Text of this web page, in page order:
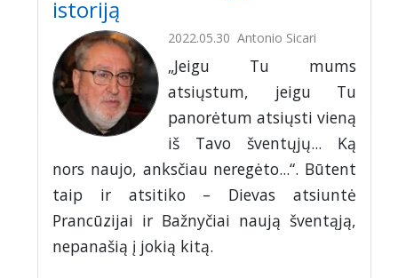
istoriją
2022.05.30 Antonio Sicari
„Jeigu Tu mums
atsiųstum, jeigu Tu
panorėtum atsiųsti vieną
iš Tavo šventųjų... Ką
nors naujo, anksčiau neregėto...“. Būtent
taip ir atsitiko – Dievas atsiuntė
Prancūzijai ir Bažnyčiai naują šventąją,
nepanašią į jokią kitą.